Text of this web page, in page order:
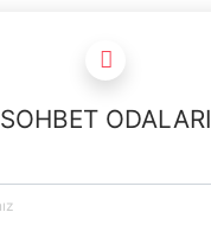
SOHBET ODALARI